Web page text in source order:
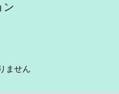
ン
ません